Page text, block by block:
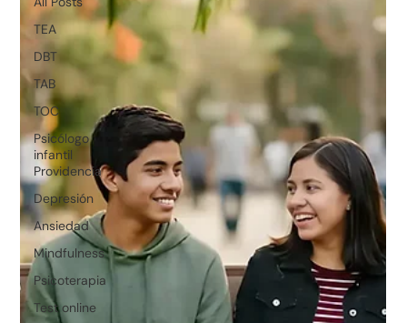
TEA
DBT
TAB
TOC
Psicólogo
infantil
Providencia
Depresión
Ansiedad
Mindfulness
Psicoterapia
Test online